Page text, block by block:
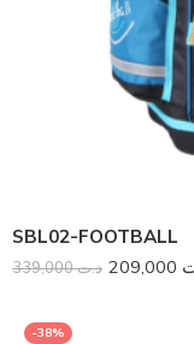
SBL02-FOOTBALL
د.ت339,000
-38%